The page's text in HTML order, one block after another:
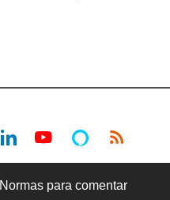
Normas para comentar